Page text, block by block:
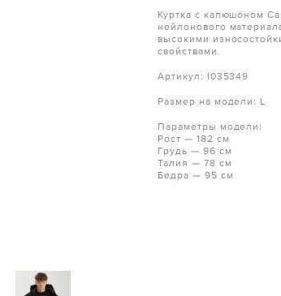
Куртка с капюшоном
нейлонового
высокими
свойствами.
Артикул: I035349
Размер на модели: L
Параметры модели:
Рост — 182 см
Грудь — 96 см
Талия — 78 см
Бедра — 95 см